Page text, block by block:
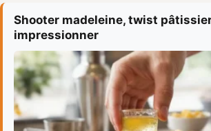
Shooter madeleine, twist
impressionner